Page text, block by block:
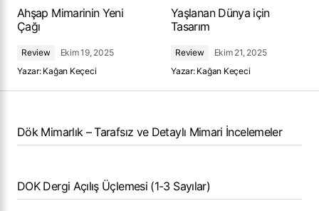
Ahşap Mimarinin Yeni
Çağı
Review
Ekim 19, 2025
Yazar: Kağan Keçeci
Yaşlanan Dünya için
Tasarım
Review
Ekim 21, 2025
Yazar: Kağan Keçeci
Dök Mimarlık – Tarafsız ve Detaylı Mimari İncelemeler
DOK Dergi Açılış Üçlemesi (1-3 Sayılar)